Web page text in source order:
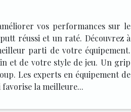
vos performances sur le
réussi et un raté. Découvrez à
parti de votre équipement.
et de votre style de jeu. Un grip
Les experts en équipement de
la meilleure...